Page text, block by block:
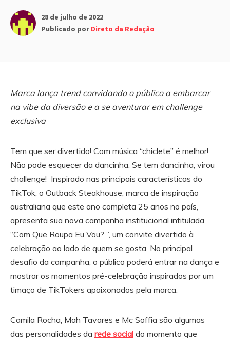
28 de julho de 2022
Publicado por Direto da Redação
Marca lança trend convidando o público a embarcar
na vibe da diversão e a se aventurar em challenge
exclusiva
Tem que ser divertido! Com música “chiclete” é melhor!
Não pode esquecer da dancinha. Se tem dancinha, virou
challenge! Inspirado nas principais características do
TikTok, o Outback Steakhouse, marca de inspiração
australiana que este ano completa 25 anos no país,
apresenta sua nova campanha institucional intitulada
“Com Que Roupa Eu Vou? ”, um convite divertido à
celebração ao lado de quem se gosta. No principal
desafio da campanha, o público poderá entrar na dança e
mostrar os momentos pré-celebração inspirados por um
timaço de TikTokers apaixonados pela marca.
Camila Rocha, Mah Tavares e Mc Soffia são algumas
das personalidades da rede social do momento que